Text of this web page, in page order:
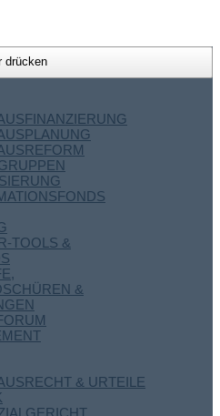
TOOLS &
&
& URTEILE